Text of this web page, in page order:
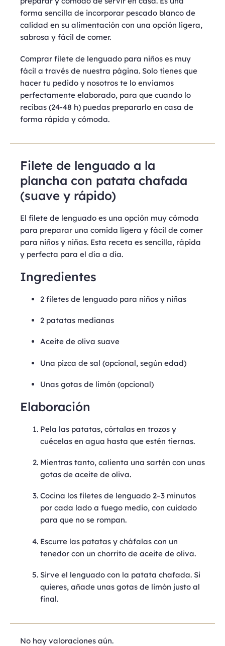
forma sencilla de incorporar pescado blanco de
calidad en su alimentación con una opción ligera,
sabrosa y fácil de comer.
Comprar filete de lenguado para niños es muy
fácil a través de nuestra página. Solo tienes que
hacer tu pedido y nosotros te lo enviamos
perfectamente elaborado, para que cuando lo
recibas (24-48 h) puedas prepararlo en casa de
forma rápida y cómoda.
Filete de lenguado a la
plancha con patata chafada
(suave y rápido)
El filete de lenguado es una opción muy cómoda
para preparar una comida ligera y fácil de comer
para niños y niñas. Esta receta es sencilla, rápida
y perfecta para el día a día.
Ingredientes
2 filetes de lenguado para niños y niñas
2 patatas medianas
Aceite de oliva suave
Una pizca de sal (opcional, según edad)
Unas gotas de limón (opcional)
Elaboración
Pela las patatas, córtalas en trozos y
cuécelas en agua hasta que estén tiernas.
Mientras tanto, calienta una sartén con unas
gotas de aceite de oliva.
Cocina los filetes de lenguado 2–3 minutos
por cada lado a fuego medio, con cuidado
para que no se rompan.
Escurre las patatas y cháfalas con un
tenedor con un chorrito de aceite de oliva.
Sirve el lenguado con la patata chafada. Si
quieres, añade unas gotas de limón justo al
final.
No hay valoraciones aún.